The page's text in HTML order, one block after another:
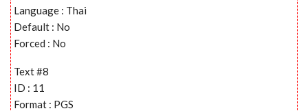
Language : Thai
Default : No
Forced : No
Text #8
ID : 11
Format : PGS